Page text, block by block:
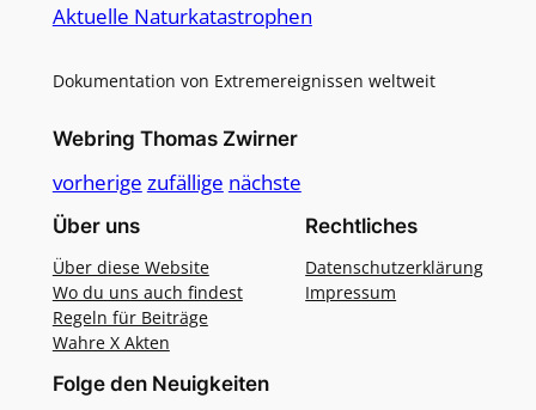
Aktuelle Naturkatastrophen
Dokumentation von Extremereignissen weltweit
Webring Thomas Zwirner
vorherige zufällige nächste
Über uns
Über diese Website
Wo du uns auch findest
Regeln für Beiträge
Wahre X Akten
Rechtliches
Datenschutzerklärung
Impressum
Folge den Neuigkeiten